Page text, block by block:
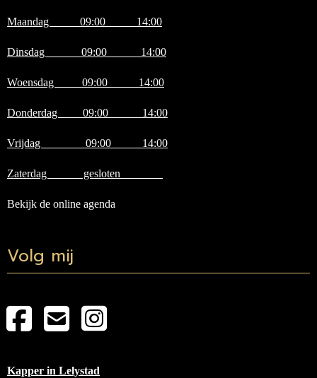
Maandag 09:00 14:00
Dinsdag 09:00 14:00
Woensdag 09:00 14:00
Donderdag 09:00 14:00
Vrijdag 09:00 14:00
Zaterdag gesloten
Bekijk de online agenda
Volg mij
Kapper in Lelystad